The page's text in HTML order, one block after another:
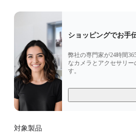
ショッピングでお手
弊社の専門家が24時間
なカメラとアクセサリー
す。
対象製品